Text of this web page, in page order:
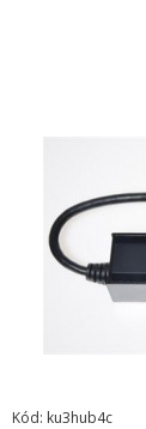
Kód: ku3hub4c